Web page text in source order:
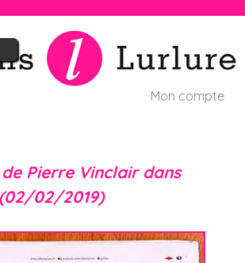
Jump to navigation
e
m
Mon compte
Pierre Vinclair dans
02/2019)